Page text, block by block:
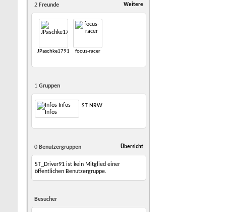
Weitere
2 Freunde
JPaschke1791 focus-racer
1 Gruppen
ST NRW
Übersicht
0 Benutzergruppen
ST_Driver91 ist kein Mitglied einer
öffentlichen Benutzergruppe.
Besucher